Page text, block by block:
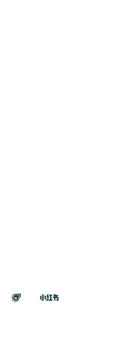
微博 飞猪 小红书